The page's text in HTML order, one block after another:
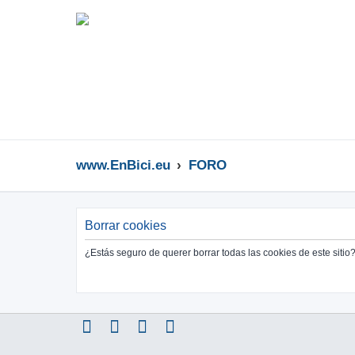
www.EnBici.eu FORO
Borrar cookies
¿Estás seguro de querer borrar todas las cookies de este sitio?